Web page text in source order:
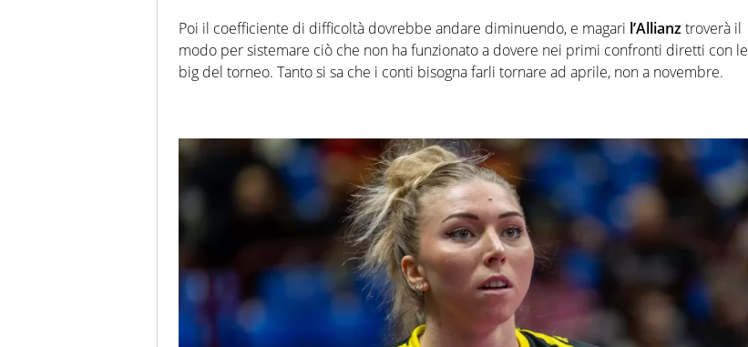
Poi il coefficiente di difficoltà dovrebbe andare diminuendo, e magari l’Allianztroverà il
modo per sistemare ciò che non ha funzionato a dovere nei primi confronti diretti con le
big del torneo. Tanto si sa che i conti bisogna farli tornare ad aprile, non a novembre.